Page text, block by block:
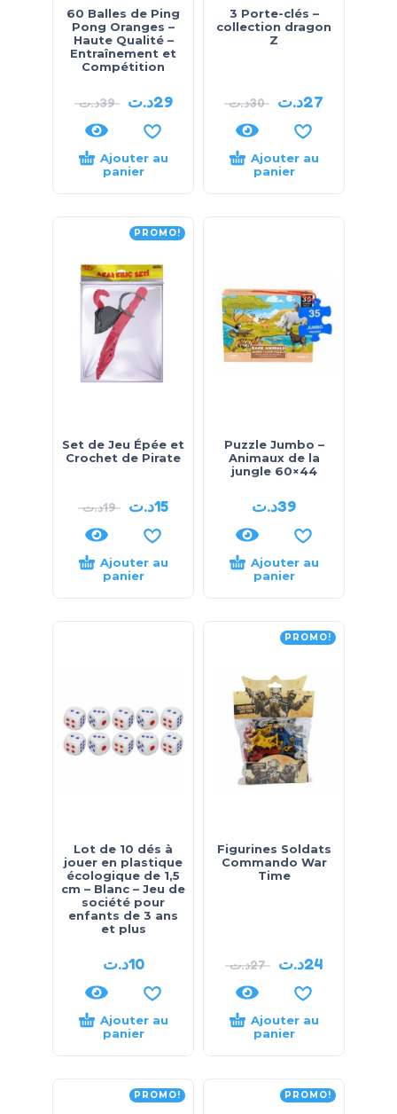
60 Balles de Ping
Pong Oranges –
Haute Qualité –
Entraînement et
Compétition
39د.ت 29د.ت
Ajouter au
panier
3 Porte-clés –
collection dragon
Z
30د.ت 27د.ت
Ajouter au
panier
PROMO!
Set de Jeu Épée et
Crochet de Pirate
19د.ت 15د.ت
Ajouter au
panier
Puzzle Jumbo –
Animaux de la
jungle 60×44
39د.ت
Ajouter au
panier
Lot de 10 dés à
jouer en plastique
écologique de 1,5
cm – Blanc – Jeu de
société pour
enfants de 3 ans
et plus
10د.ت
Ajouter au
panier
PROMO!
Figurines Soldats
Commando War
Time
27د.ت 24د.ت
Ajouter au
panier
PROMO! PROMO!